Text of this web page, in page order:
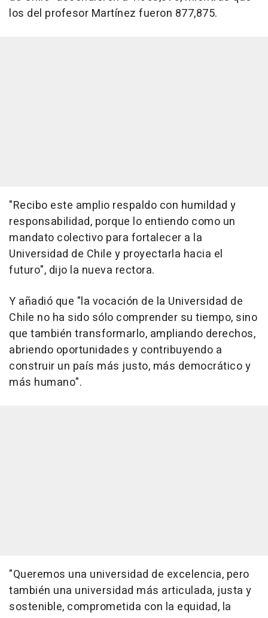
los del profesor Martínez fueron 877,875.
"Recibo este amplio respaldo con humildad y
responsabilidad, porque lo entiendo como un
mandato colectivo para fortalecer a la
Universidad de Chile y proyectarla hacia el
futuro", dijo la nueva rectora.
Y añadió que "la vocación de la Universidad de
Chile no ha sido sólo comprender su tiempo, sino
que también transformarlo, ampliando derechos,
abriendo oportunidades y contribuyendo a
construir un país más justo, más democrático y
más humano".
"Queremos una universidad de excelencia, pero
también una universidad más articulada, justa y
sostenible, comprometida con la equidad, la